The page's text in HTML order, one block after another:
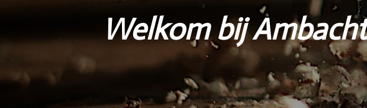
Welkom bij